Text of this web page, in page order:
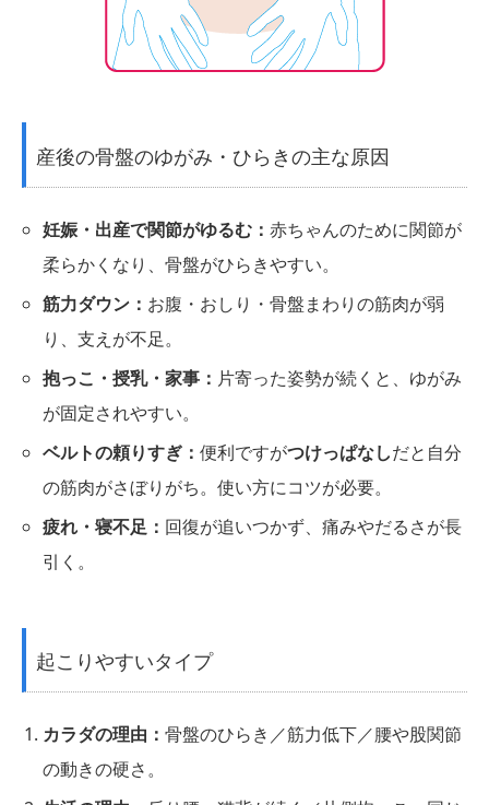
産後の骨盤のゆがみ・ひらきの主な原因
妊娠・出産で関節がゆるむ：赤ちゃんのために関節が
柔らかくなり、骨盤がひらきやすい。
筋力ダウン： お腹・おしり・骨盤まわりの筋肉が弱
り、支えが不足。
抱っこ・授乳・家事： 片寄った姿勢が続くと、ゆがみ
が固定されやすい。
ベルトの頼りすぎ：便利ですがつけっぱなしだと自分
の筋肉がさぼりがち。使い方にコツが必要。
疲れ・寝不足： 回復が追いつかず、痛みやだるさが長
引く。
起こりやすいタイプ
カラダの理由：骨盤のひらき／筋力低下／腰や股関節
の動きの硬さ。